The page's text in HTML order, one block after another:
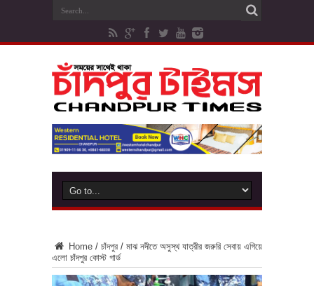
Home / চাঁদপুর / মাঝ নদীতে অসুস্থ যাত্রীর জরুরি সেবায় এগিয়ে
এলো চাঁদপুর কোস্ট গার্ড